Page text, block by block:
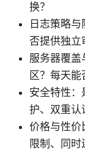
换？
日志策略
否提供独立
服务器覆盖
区？每天能
安全特性
护、双重认
价格与性价
限制、同时